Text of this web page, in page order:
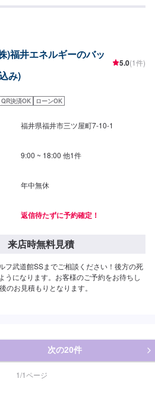
)福井エネルギーのバッ
み)
5.0(1件)
QR決済OK ローンOK
福井県福井市三ツ屋町7-10-1
9:00 ~ 18:00 他1件
年中無休
返信待たずに予約確定！
来店時無料見積
フ武道館SSまでご相談ください！後方の死
うになります。お客様のご予約をお待ちし
のお見積もりとなります。
次の20件
1/1ページ